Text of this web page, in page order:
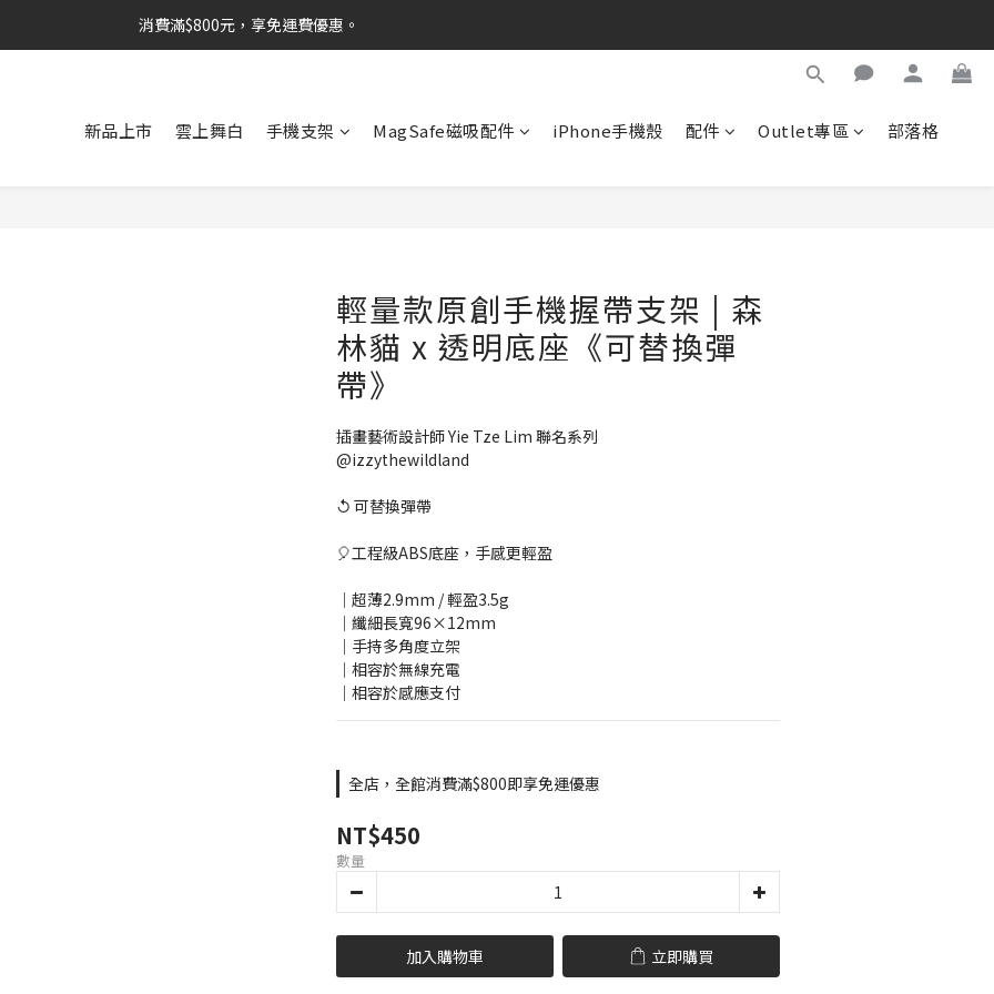
消費滿$800元，享免運費優惠。
新品上市 雲上舞白 手機支架 MagSafe磁吸配件 iPhone手機殼 配件 Outlet專區 部落格
輕量款原創手機握帶支架 | 森
林貓 x 透明底座《可替換彈
帶》
插畫藝術設計師 Yie Tze Lim 聯名系列
@izzythewildland
↺ 可替換彈帶
🎈工程級ABS底座，手感更輕盈
│超薄2.9mm / 輕盈3.5g
│纖細長寬96×12mm
│手持多角度立架
│相容於無線充電
│相容於感應支付
全店，全館消費滿$800即享免運優惠
NT$450
數量
加入購物車 立即購買